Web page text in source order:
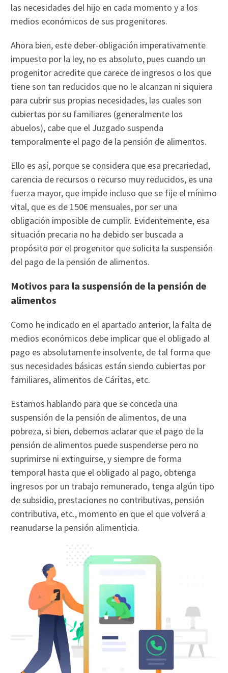
las necesidades del hijo en cada momento y a los
medios económicos de sus progenitores.
Ahora bien, este deber-obligación imperativamente
impuesto por la ley, no es absoluto, pues cuando un
progenitor acredite que carece de ingresos o los que
tiene son tan reducidos que no le alcanzan ni siquiera
para cubrir sus propias necesidades, las cuales son
cubiertas por su familiares (generalmente los
abuelos), cabe que el Juzgado suspenda
temporalmente el pago de la pensión de alimentos.
Ello es así, porque se considera que esa precariedad,
carencia de recursos o recurso muy reducidos, es una
fuerza mayor, que impide incluso que se fije el mínimo
vital, que es de 150€ mensuales, por ser una
obligación imposible de cumplir. Evidentemente, esa
situación precaria no ha debido ser buscada a
propósito por el progenitor que solicita la suspensión
del pago de la pensión de alimentos.
Motivos para la suspensión de la pensión de
alimentos
Como he indicado en el apartado anterior, la falta de
medios económicos debe implicar que el obligado al
pago es absolutamente insolvente, de tal forma que
sus necesidades básicas están siendo cubiertas por
familiares, alimentos de Cáritas, etc.
Estamos hablando para que se conceda una
suspensión de la pensión de alimentos, de una
pobreza, si bien, debemos aclarar que el pago de la
pensión de alimentos puede suspenderse pero no
suprimirse ni extinguirse, y siempre de forma
temporal hasta que el obligado al pago, obtenga
ingresos por un trabajo remunerado, tenga algún tipo
de subsidio, prestaciones no contributivas, pensión
contributiva, etc., momento en que el que volverá a
reanudarse la pensión alimenticia.